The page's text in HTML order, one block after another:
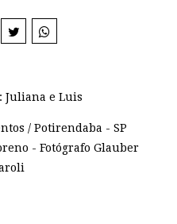
Juliana e Luis
/ Potirendaba - SP
- Fotógrafo Glauber